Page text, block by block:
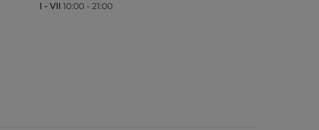
I - VII 10:00 - 21:00